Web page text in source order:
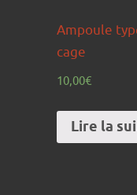
Ampoule
cage
10,00€
Lire la